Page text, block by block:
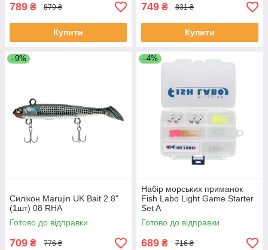
789 ₴ 879 ₴
Купити
749 ₴ 831 ₴
Купити
–9%
Силікон Marujin UK Bait 2.8"
(1шт) 08 RHA
Готово до відправки
709 ₴ 776 ₴
–4%
Набір морських приманок
Fish Labo Light Game Starter
Set A
Готово до відправки
689 ₴ 716 ₴